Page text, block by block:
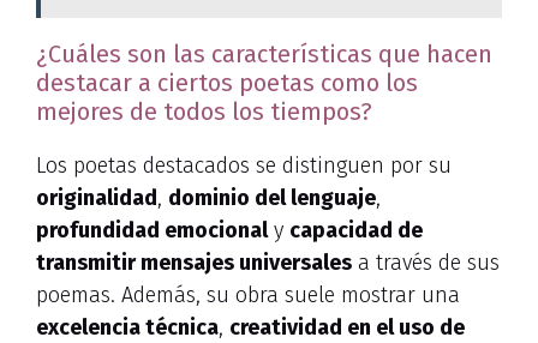
¿Cuáles son las características que hacen
destacar a ciertos poetas como los
mejores de todos los tiempos?
Los poetas destacados se distinguen por su
originalidad, dominio del lenguaje,
profundidad emocionaly capacidad de
transmitir mensajes universales a través de sus
poemas. Además, su obra suele mostrar una
excelencia técnica, creatividad en el uso de